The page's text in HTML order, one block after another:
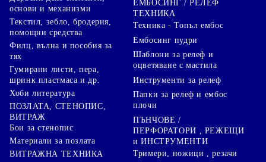
основи и механизми
Текстил, зебло, бродерия,
помощни средства
Филц, вълна и пособия за
тях
Гумирани листи, пера,
шринк пластмаса и др.
Хоби литература
ПОЗЛАТА, СТЕНОПИС,
ВИТРАЖ
Бои за стенопис
Материали за позлата
ВИТРАЖНА ТЕХНИКА
ЕМБОСИНГ / РЕЛЕФ
ТЕХНИКА
Техника - Топъл ембос
Ембосинг пудри
Шаблони за релеф и
оцветяване с мастила
Инструменти за релеф
Папки за релеф и ембос
плочи
ПЪНЧОВЕ /
ПЕРФОРАТОРИ , РЕЖЕЩИ
и ИНСТРУМЕНТИ
Тримери, ножици , резачи